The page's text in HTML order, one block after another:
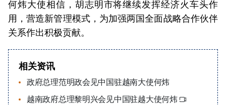
何炜大使相信，胡志明市将继续发挥经济火车头作
用，营造新管理模式，为加强两国全面战略合作伙伴
关系作出积极贡献。
相关资讯
政府总理范明政会见中国驻越南大使何炜
越南政府总理黎明兴会见中国驻越大使何炜